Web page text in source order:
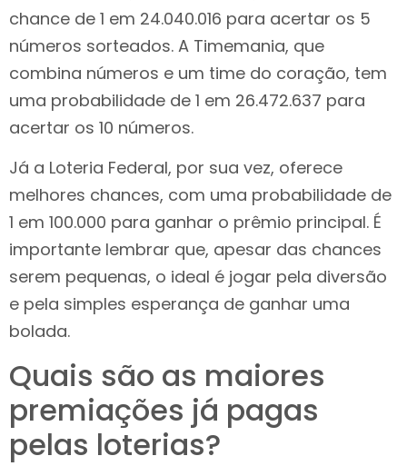
chance de 1 em 24.040.016 para acertar os 5
números sorteados. A Timemania, que
combina números e um time do coração, tem
uma probabilidade de 1 em 26.472.637 para
acertar os 10 números.
Já a Loteria Federal, por sua vez, oferece
melhores chances, com uma probabilidade de
1 em 100.000 para ganhar o prêmio principal. É
importante lembrar que, apesar das chances
serem pequenas, o ideal é jogar pela diversão
e pela simples esperança de ganhar uma
bolada.
Quais são as maiores
premiações já pagas
pelas loterias?